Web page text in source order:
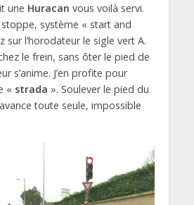
une Huracan vous voilà servi.
système « start and
sur l’horodateur le sigle vert A.
le frein, sans ôter le pied de
s’anime. J’en profite pour
« strada ». Soulever le pied du
toute seule, impossible